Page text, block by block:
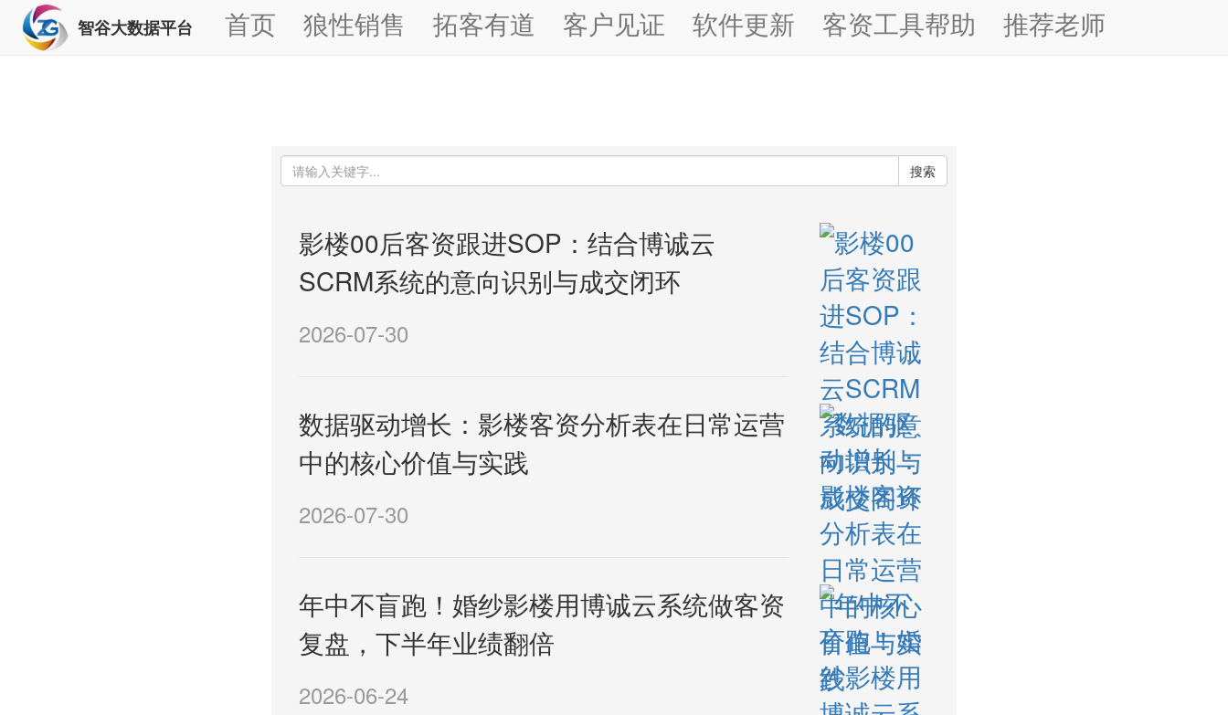
智谷大数据平台 首页 狼性销售 拓客有道 客户见证 软件更新 客资工具帮助 推荐老师
搜索
影楼00后客资跟进SOP：结合博诚云
SCRM系统的意向识别与成交闭环
2026-07-30
数据驱动增长：影楼客资分析表在日常运营
中的核心价值与实践
2026-07-30
年中不盲跑！婚纱影楼用博诚云系统做客资
复盘，下半年业绩翻倍
2026-06-24